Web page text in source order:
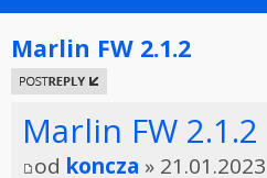
Marlin FW 2.1.2
Odeslat
odpověď
Marlin FW 2.1.2
od koncza »